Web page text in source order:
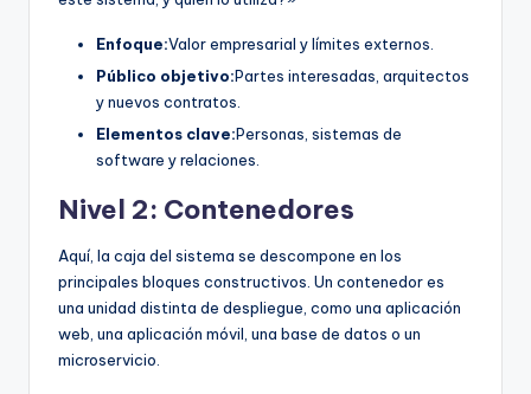
Enfoque:Valor empresarial y límites externos.
Público objetivo:Partes interesadas, arquitectos
y nuevos contratos.
Elementos clave:Personas, sistemas de
software y relaciones.
Nivel 2: Contenedores
Aquí, la caja del sistema se descompone en los
principales bloques constructivos. Un contenedor es
una unidad distinta de despliegue, como una aplicación
web, una aplicación móvil, una base de datos o un
microservicio.